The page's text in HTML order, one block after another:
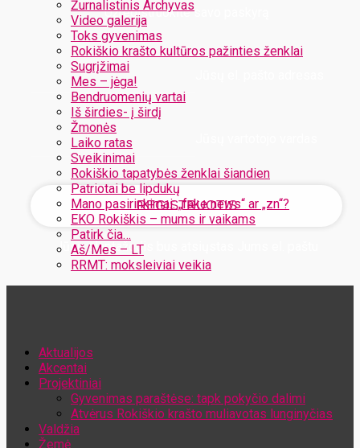
Žurnalistinis Archyvas
Video galerija
Toks gyvenimas
Rokiškio krašto kultūros pažinties ženklai
Sugrįžimai
Mes – jėga!
Bendruomenių vartai
Iš širdies- į širdį
Žmonės
Laiko ratas
Sveikinimai
Rokiškio tapatybės ženklai šiandien
Patriotai be lipdukų
Mano pasirinkimai: „fake news“ ar „zn“?
EKO Rokiškis – mums ir vaikams
Patirk čia…
Aš/Mes – LT
RRMT: moksleiviai veikia
Užregistruokite savo paskyrą
Jūsų slaptažodis bus atsiųstas Jums el. paštu
Aktualijos
Akcentai
Projektiniai
Gyvenimas paraštėse: tapk pokyčio dalimi
Atvėrus Rokiškio krašto muliavotas lunginyčias
Valdžia
Žemė